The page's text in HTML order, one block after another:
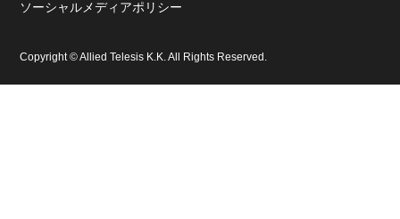
ソーシャルメディアポリシー
Copyright © Allied Telesis K.K. All Rights Reserved.